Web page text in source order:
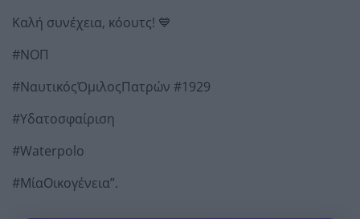
Καλή συνέχεια, κόουτς! 💙
#ΝΟΠ
#ΝαυτικόςΌμιλοςΠατρών #1929
#Υδατοσφαίριση
#Waterpolo
#ΜίαΟικογένεια”.